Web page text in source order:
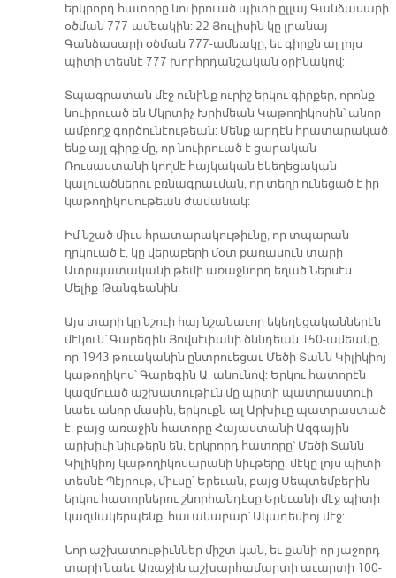
երկրորդ հատորը նուիրուած պիտի ըլլայ Գանձասարի
օծման 777-ամեակին: 22 Յուլիսին կը լրանայ
Գանձասարի օծման 777-ամեակը, եւ գիրքն ալ լոյս
պիտի տեսնէ 777 խորհրդանշական օրինակով:
Տպագրատան մէջ ունինք ուրիշ երկու գիրքեր, որոնք
նուիրուած են Մկրտիչ Խրիմեան Կաթողիկոսին՝ անոր
ամբողջ գործունէութեան: Մենք արդէն հրատարակած
ենք այլ գիրք մը, որ նուիրուած է ցարական
Ռուսաստանի կողմէ հայկական եկեղեցական
կալուածներու բռնագրաւման, որ տեղի ունեցած է իր
կաթողիկոսութեան ժամանակ:
Իմ նշած միւս հրատարակութիւնը, որ տպարան
ղրկուած է, կը վերաբերի մօտ քառասուն տարի
Ատրպատականի թեմի առաջնորդ եղած Ներսէս
Մելիք-Թանգեանին:
Այս տարի կը նշուի հայ նշանաւոր եկեղեցականներէն
մէկուն՝ Գարեգին Յովսէփանի ծննդեան 150-ամեակը,
որ 1943 թուականին ընտրուեցաւ Մեծի Տանն Կիլիկիոյ
կաթողիկոս՝ Գարեգին Ա. անունով: Երկու հատորէն
կազմուած աշխատութիւն մը պիտի պատրաստուի
նաեւ անոր մասին, երկուքն ալ Արխիւը պատրաստած
է, բայց առաջին հատորը Հայաստանի Ազգային
արխիւի նիւթերն են, երկրորդ հատորը՝ Մեծի Տանն
Կիլիկիոյ կաթողիկոսարանի նիւթերը, մէկը լոյս պիտի
տեսնէ Պէյրութ, միւսը՝ Երեւան, բայց Սեպտեմբերին
երկու հատորներու շնորհանդէսը Երեւանի մէջ պիտի
կազմակերպենք, հաւանաբար՝ Ակադեմիոյ մէջ:
Նոր աշխատութիւններ միշտ կան, եւ քանի որ յաջորդ
տարի նաեւ Առաջին աշխարհամարտի աւարտի 100-